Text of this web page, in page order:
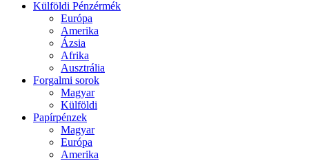
Külföldi Pénzérmék
Európa
Amerika
Ázsia
Afrika
Ausztrália
Forgalmi sorok
Magyar
Külföldi
Papírpénzek
Magyar
Európa
Amerika